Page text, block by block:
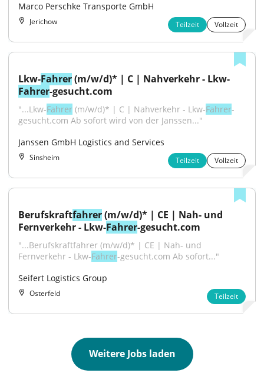
Marco Perschke Transporte GmbH
Jerichow Teilzeit Vollzeit
Lkw-Fahrer (m/w/d)* | C | Nahverkehr - Lkw-
Fahrer-gesucht.com
"...Lkw-Fahrer (m/w/d)* | C | Nahverkehr - Lkw-Fahrer-
gesucht.com Ab sofort wird von der Janssen..."
Janssen GmbH Logistics and Services
Sinsheim Teilzeit Vollzeit
Berufskraftfahrer (m/w/d)* | CE | Nah- und
Fernverkehr - Lkw-Fahrer-gesucht.com
"...Berufskraftfahrer (m/w/d)* | CE | Nah- und
Fernverkehr - Lkw-Fahrer-gesucht.com Ab sofort..."
Seifert Logistics Group
Osterfeld Teilzeit
Weitere Jobs laden